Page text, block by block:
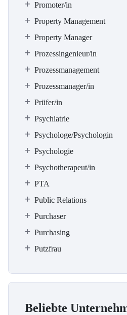
Promoter/in
Property Management
Property Manager
Prozessingenieur/in
Prozessmanagement
Prozessmanager/in
Prüfer/in
Psychiatrie
Psychologe/Psychologin
Psychologie
Psychotherapeut/in
PTA
Public Relations
Purchaser
Purchasing
Putzfrau
Beliebte